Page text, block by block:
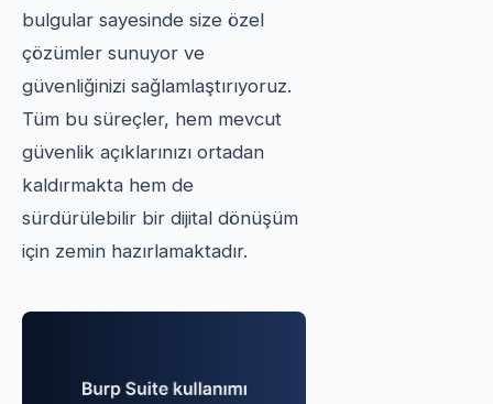
bulgular sayesinde size özel
çözümler sunuyor ve
güvenliğinizi sağlamlaştırıyoruz.
Tüm bu süreçler, hem mevcut
güvenlik açıklarınızı ortadan
kaldırmakta hem de
sürdürülebilir bir dijital dönüşüm
için zemin hazırlamaktadır.